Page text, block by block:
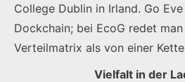
College Dublin in Irland. Go
Dockchain; bei EcoG redet
Verteilmatrix als von einer
Vielfalt in der